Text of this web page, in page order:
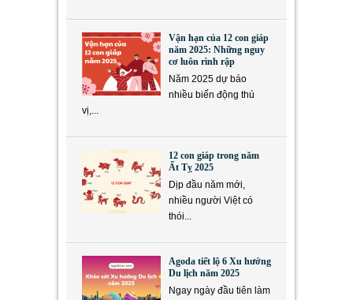
Vận hạn của 12 con giáp
năm 2025: Những nguy
cơ luôn rình rập
Năm 2025 dự báo
nhiều biến động thú
vị,...
12 con giáp trong năm
Ất Tỵ 2025
Dịp đầu năm mới,
nhiều người Việt có
thói...
Agoda tiết lộ 6 Xu hướng
Du lịch năm 2025
Ngay ngày đầu tiên làm